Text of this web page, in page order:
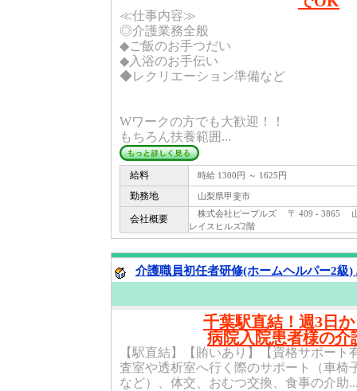
≪仕事内容≫
◎介護業務全般
◆ご飯のお手つだい
◆入浴のお手伝い
◆レクリエーション準備など
Wワークの方でも大歓迎！！
もちろん扶養範囲...
給料 時給 1300円 ～ 1625円
勤務地 山梨県甲斐市
会社概要
株式会社ピープルズ 〒 409 - 3865 山
レイスヒルズ2階
介護職員初任者研修(ホームヘルパー2級)
千葉駅直結！週3日
病院入院患者様の介
【駅直結】【賄いあり】【資格サポー
査室や透析室へ行く際のサポート（車椅
など）、体交、おむつ交換、食事の介助